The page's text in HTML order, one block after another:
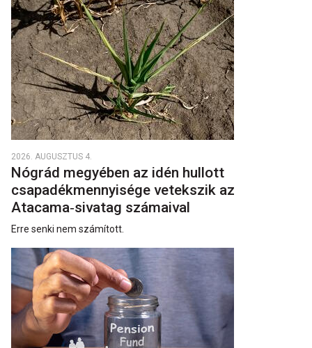
2026. AUGUSZTUS 4.
Nógrád megyében az idén hullott
csapadékmennyisége vetekszik az
Atacama‑sivatag számaival
Erre senki nem számított.